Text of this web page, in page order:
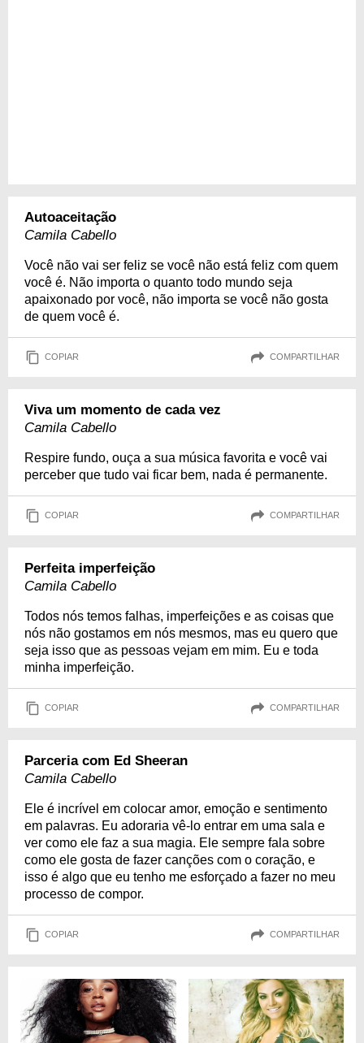
Autoaceitação
Camila Cabello
Você não vai ser feliz se você não está feliz com quem
você é. Não importa o quanto todo mundo seja
apaixonado por você, não importa se você não gosta
de quem você é.
COPIAR COMPARTILHAR
Viva um momento de cada vez
Camila Cabello
Respire fundo, ouça a sua música favorita e você vai
perceber que tudo vai ficar bem, nada é permanente.
COPIAR COMPARTILHAR
Perfeita imperfeição
Camila Cabello
Todos nós temos falhas, imperfeições e as coisas que
nós não gostamos em nós mesmos, mas eu quero que
seja isso que as pessoas vejam em mim. Eu e toda
minha imperfeição.
COPIAR COMPARTILHAR
Parceria com Ed Sheeran
Camila Cabello
Ele é incrível em colocar amor, emoção e sentimento
em palavras. Eu adoraria vê-lo entrar em uma sala e
ver como ele faz a sua magia. Ele sempre fala sobre
como ele gosta de fazer canções com o coração, e
isso é algo que eu tenho me esforçado a fazer no meu
processo de compor.
COPIAR COMPARTILHAR